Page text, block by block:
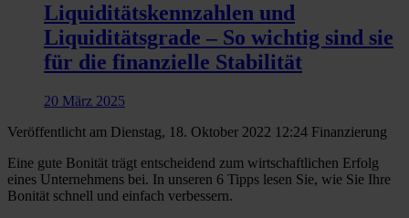
Liquiditätskennzahlen und
Liquiditätsgrade – So wichtig sind sie
für die finanzielle Stabilität
20 März 2025
Veröffentlicht am Dienstag, 18. Oktober 2022 12:24 Finanzierung
Eine gute Bonität trägt entscheidend zum wirtschaftlichen Erfolg
eines Unternehmens bei. In unseren 6 Tipps lesen Sie, wie Sie Ihre
Bonität schnell und einfach verbessern.